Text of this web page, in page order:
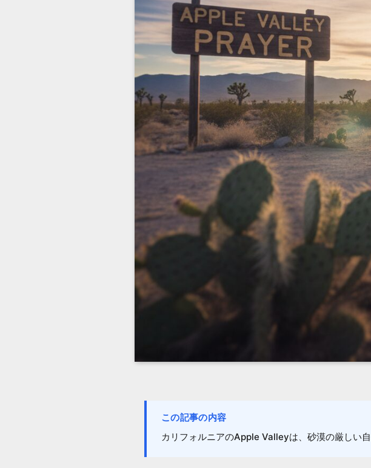
この記事の内容
カリフォルニアのApple Valleyは、砂漠の厳しい